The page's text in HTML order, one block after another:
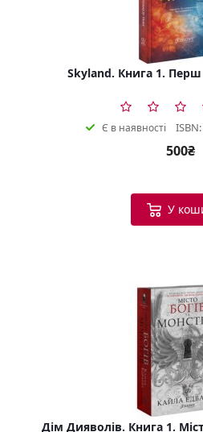
Skyland. Книга 1. Перш
Є в наявності
500₴
У
Дім Дияволів. Книга 1.